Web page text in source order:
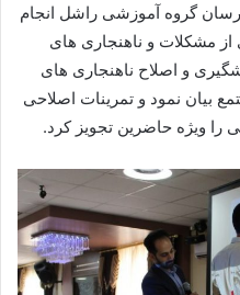
گروه آموزشی راشل انجام
مشکلات و ناهنجاری های
و اصلاح ناهنجاری های
بیان نمود و تمرینات اصلاحی
را ویژه حاضرین تجویز کرد.